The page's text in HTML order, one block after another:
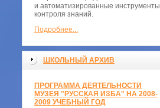
и автоматизированные инструменты
контроля знаний.
Подробнее...
ШКОЛЬНЫЙ АРХИВ
ПРОГРАММА ДЕЯТЕЛЬНОСТИ
МУЗЕЯ "РУССКАЯ ИЗБА" НА 2008-
2009 УЧЕБНЫЙ ГОД